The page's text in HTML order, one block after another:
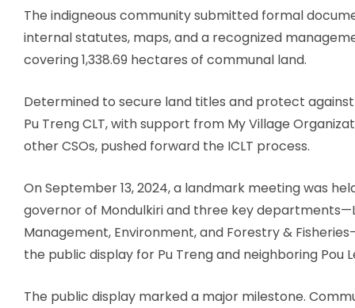
The indigneous community submitted formal
internal statutes, maps, and a recognized
covering 1,338.69 hectares of communal land.
Determined to secure land titles and protect
Pu Treng CLT, with support from My Village
other CSOs, pushed forward the ICLT process.
On September 13, 2024, a landmark meeting was
governor of Mondulkiri and three key
Management, Environment, and Forestry &
the public display for Pu Treng and neighboring Pou
The public display marked a major milestone.